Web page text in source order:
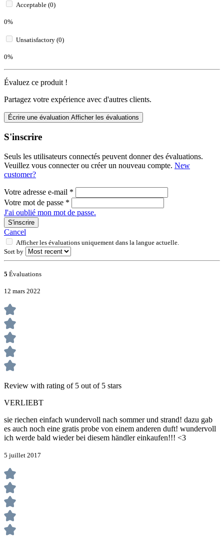
Acceptable (0)
0%
Unsatisfactory (0)
0%
Évaluez ce produit !
Partagez votre expérience avec d'autres clients.
Écrire une évaluation Afficher les évaluations
S'inscrire
Seuls les utilisateurs connectés peuvent donner des évaluations.
Veuillez vous connecter ou créer un nouveau compte. New
customer?
Votre adresse e-mail *
Votre mot de passe *
J'ai oublié mon mot de passe.
S'inscrire
Cancel
Afficher les évaluations uniquement dans la langue actuelle.
Sort by
5 Évaluations
12 mars 2022
Review with rating of 5 out of 5 stars
VERLIEBT
sie riechen einfach wundervoll nach sommer und strand! dazu gab
es auch noch eine gratis probe von einem anderen duft! wundervoll
ich werde bald wieder bei diesem händler einkaufen!!! <3
5 juillet 2017